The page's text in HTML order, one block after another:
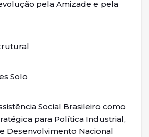
pela Amizade e pela
Solo
Social Brasileiro como
para Política Industrial,
Desenvolvimento Nacional